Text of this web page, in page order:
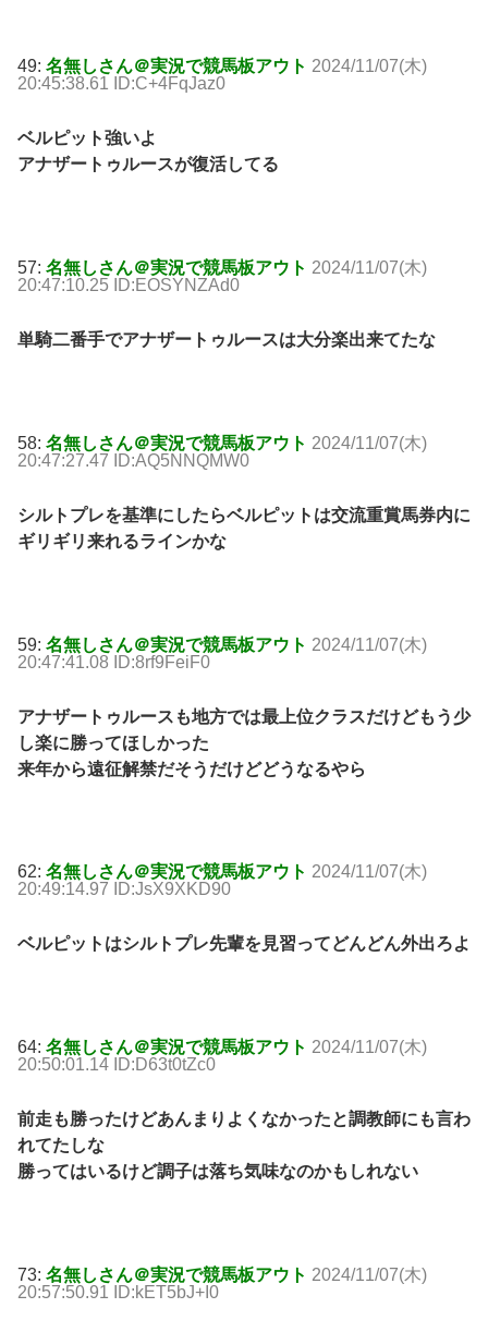
49: 名無しさん＠実況で競馬板アウト 2024/11/07(木)
20:45:38.61 ID:C+4FqJaz0
ベルピット強いよ
アナザートゥルースが復活してる
57: 名無しさん＠実況で競馬板アウト 2024/11/07(木)
20:47:10.25 ID:EOSYNZAd0
単騎二番手でアナザートゥルースは大分楽出来てたな
58: 名無しさん＠実況で競馬板アウト 2024/11/07(木)
20:47:27.47 ID:AQ5NNQMW0
シルトプレを基準にしたらベルピットは交流重賞馬券内に
ギリギリ来れるラインかな
59: 名無しさん＠実況で競馬板アウト 2024/11/07(木)
20:47:41.08 ID:8rf9FeiF0
アナザートゥルースも地方では最上位クラスだけどもう少
し楽に勝ってほしかった
来年から遠征解禁だそうだけどどうなるやら
62: 名無しさん＠実況で競馬板アウト 2024/11/07(木)
20:49:14.97 ID:JsX9XKD90
ベルピットはシルトプレ先輩を見習ってどんどん外出ろよ
64: 名無しさん＠実況で競馬板アウト 2024/11/07(木)
20:50:01.14 ID:D63t0tZc0
前走も勝ったけどあんまりよくなかったと調教師にも言わ
れてたしな
勝ってはいるけど調子は落ち気味なのかもしれない
73: 名無しさん＠実況で競馬板アウト 2024/11/07(木)
20:57:50.91 ID:kET5bJ+I0